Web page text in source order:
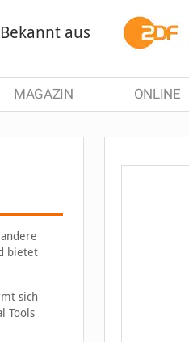
Bekannt aus
MAGAZIN ONLINE
bietet
sich
Tools